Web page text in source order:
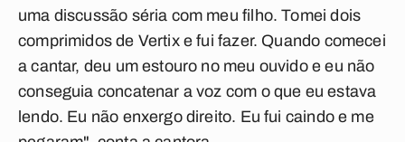
uma discussão séria com meu filho. Tomei dois
comprimidos de Vertix e fui fazer. Quando comecei
a cantar, deu um estouro no meu ouvido e eu não
conseguia concatenar a voz com o que eu estava
lendo. Eu não enxergo direito. Eu fui caindo e me